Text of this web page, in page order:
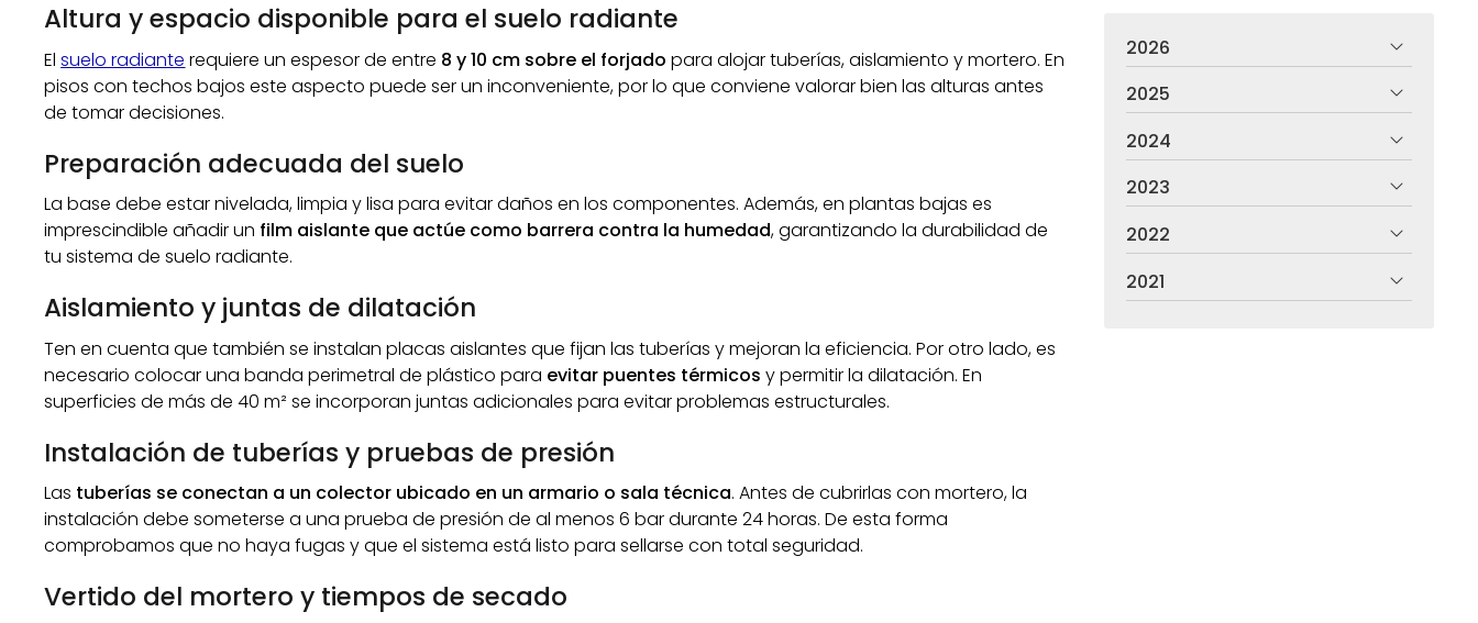
Altura y espacio disponible para el suelo radiante
Elsuelo radiante requiere un espesor de entre 8 y 10 cm sobre el forjado para alojar tuberías, aislamiento y mortero. En
pisos con techos bajos este aspecto puede ser un inconveniente, por lo que conviene valorar bien las alturas antes
de tomar decisiones.
Preparación adecuada del suelo
La base debe estar nivelada, limpia y lisa para evitar daños en los componentes. Además, en plantas bajas es
imprescindible añadir un film aislante que actúe como barrera contra la humedad, garantizando la durabilidad de
tu sistema de suelo radiante.
Aislamiento y juntas de dilatación
Ten en cuenta que también se instalan placas aislantes que fijan las tuberías y mejoran la eficiencia. Por otro lado, es
necesario colocar una banda perimetral de plástico para evitar puentes térmicos y permitir la dilatación. En
superficies de más de 40 m² se incorporan juntas adicionales para evitar problemas estructurales.
Instalación de tuberías y pruebas de presión
Las tuberías se conectan a un colector ubicado en un armario o sala técnica. Antes de cubrirlas con mortero, la
instalación debe someterse a una prueba de presión de al menos 6 bar durante 24 horas. De esta forma
comprobamos que no haya fugas y que el sistema está listo para sellarse con total seguridad.
Vertido del mortero y tiempos de secado
2026
2025
2024
2023
2022
2021